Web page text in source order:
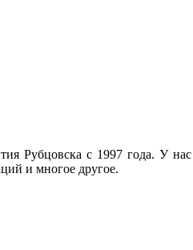
с 1997 года. У нас
и многое другое.